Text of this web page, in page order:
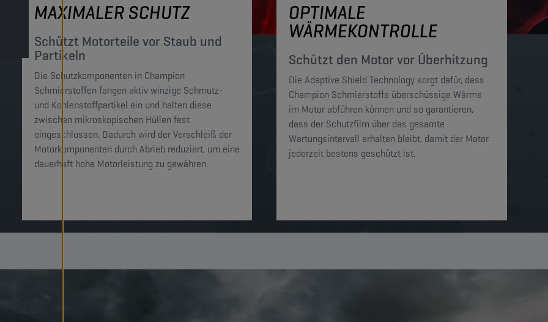
MAXIMALER SCHUTZ
Schützt Motorteile vor Staub und
Partikeln
Die Schutzkomponenten in Champion
Schmierstoffen fangen aktiv winzige Schmutz-
und Kohlenstoffpartikel ein und halten diese
zwischen mikroskopischen Hüllen fest
eingeschlossen. Dadurch wird der Verschleiß der
Motorkomponenten durch Abrieb reduziert, um eine
dauerhaft hohe Motorleistung zu gewähren.
OPTIMALE
WÄRMEKONTROLLE
Schützt den Motor vor Überhitzung
Die Adaptive Shield Technology sorgt dafür, dass
Champion Schmierstoffe überschüssige Wärme
im Motor abführen können und so garantieren,
dass der Schutzfilm über das gesamte
Wartungsintervall erhalten bleibt, damit der Motor
jederzeit bestens geschützt ist.